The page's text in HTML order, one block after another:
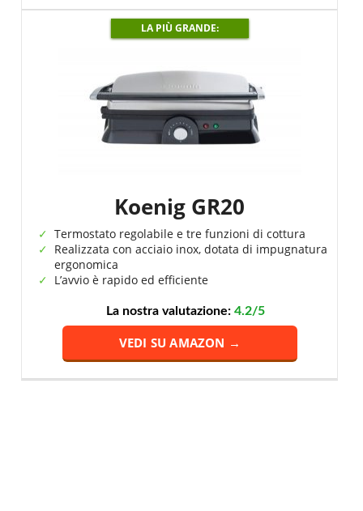
LA PIÙ GRANDE:
Koenig GR20
Termostato regolabile e tre funzioni di cottura
Realizzata con acciaio inox, dotata di impugnatura
ergonomica
L’avvio è rapido ed efficiente
La nostra valutazione: 4.2/5
VEDI SU AMAZON →